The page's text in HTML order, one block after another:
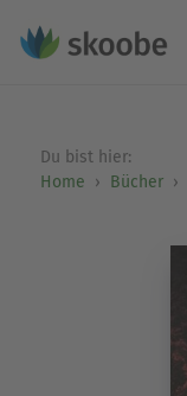
Du bist hier:
Home
Bücher